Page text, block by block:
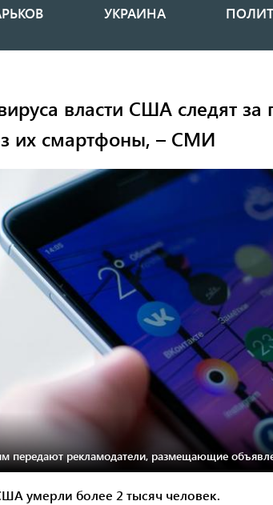
УКРАИНА
власти США следят
их смартфоны, – СМИ
передают рекламодатели, размещающие
умерли более 2 тысяч человек.